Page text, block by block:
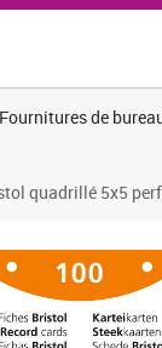
Fournitures de
quadrillé 5x5